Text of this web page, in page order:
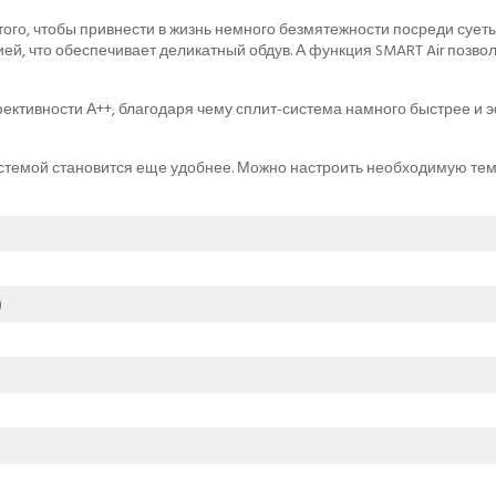
чтобы привнести в жизнь немного безмятежности посреди
обеспечивает деликатный обдув. А функция SMART Air
А++, благодаря чему сплит-система намного быстрее
становится еще удобнее. Можно настроить необходимую